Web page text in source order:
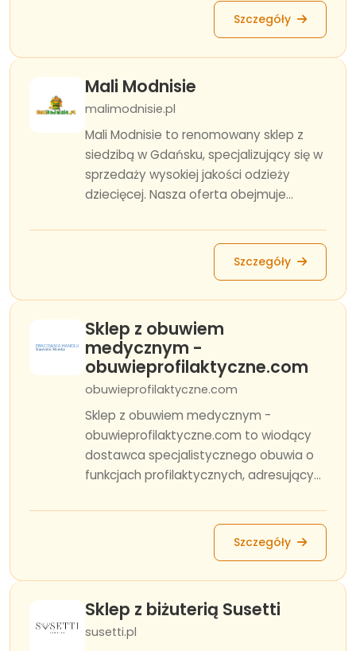
Szczegóły
Mali Modnisie
malimodnisie.pl
Mali Modnisie to renomowany sklep z
siedzibą w Gdańsku, specjalizujący się w
sprzedaży wysokiej jakości odzieży
dziecięcej. Nasza oferta obejmuje...
Szczegóły
Sklep z obuwiem
medycznym -
obuwieprofilaktyczne.com
obuwieprofilaktyczne.com
Sklep z obuwiem medycznym -
obuwieprofilaktyczne.com to wiodący
dostawca specjalistycznego obuwia o
funkcjach profilaktycznych, adresujący...
Szczegóły
Sklep z biżuterią Susetti
susetti.pl